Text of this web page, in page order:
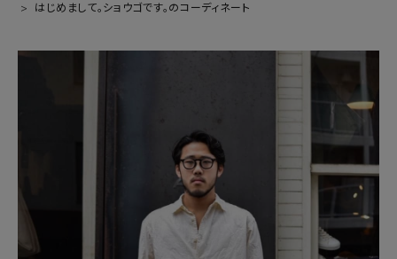
CONTENTS
はじめまして。ショウゴです。のコーディネート